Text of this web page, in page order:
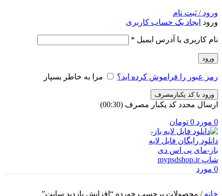
ورود / ثبت نام
ورود ایجاد یک حساب کاربری
نام کاربری یا آدرس ایمیل *
ورود
رمز عبور را فراموش کرده اید؟ مرا به خاطر بسپار
ورود با کد یکبارمصرف
ارسال مجدد کد یکبار مصرف (00:
30
)
0 مورد 0 تومان
0 مورد
خانه/ محصولات برچسب خورده “افزایش بازدید سایت”